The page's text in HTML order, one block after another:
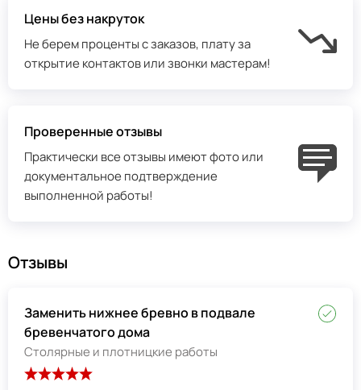
Цены без накруток
Не берем проценты с заказов, плату за
открытие контактов или звонки мастерам!
Проверенные отзывы
Практически все отзывы имеют фото или
документальное подтверждение
выполненной работы!
Отзывы
Заменить нижнее бревно в подвале
бревенчатого дома
Столярные и плотницкие работы